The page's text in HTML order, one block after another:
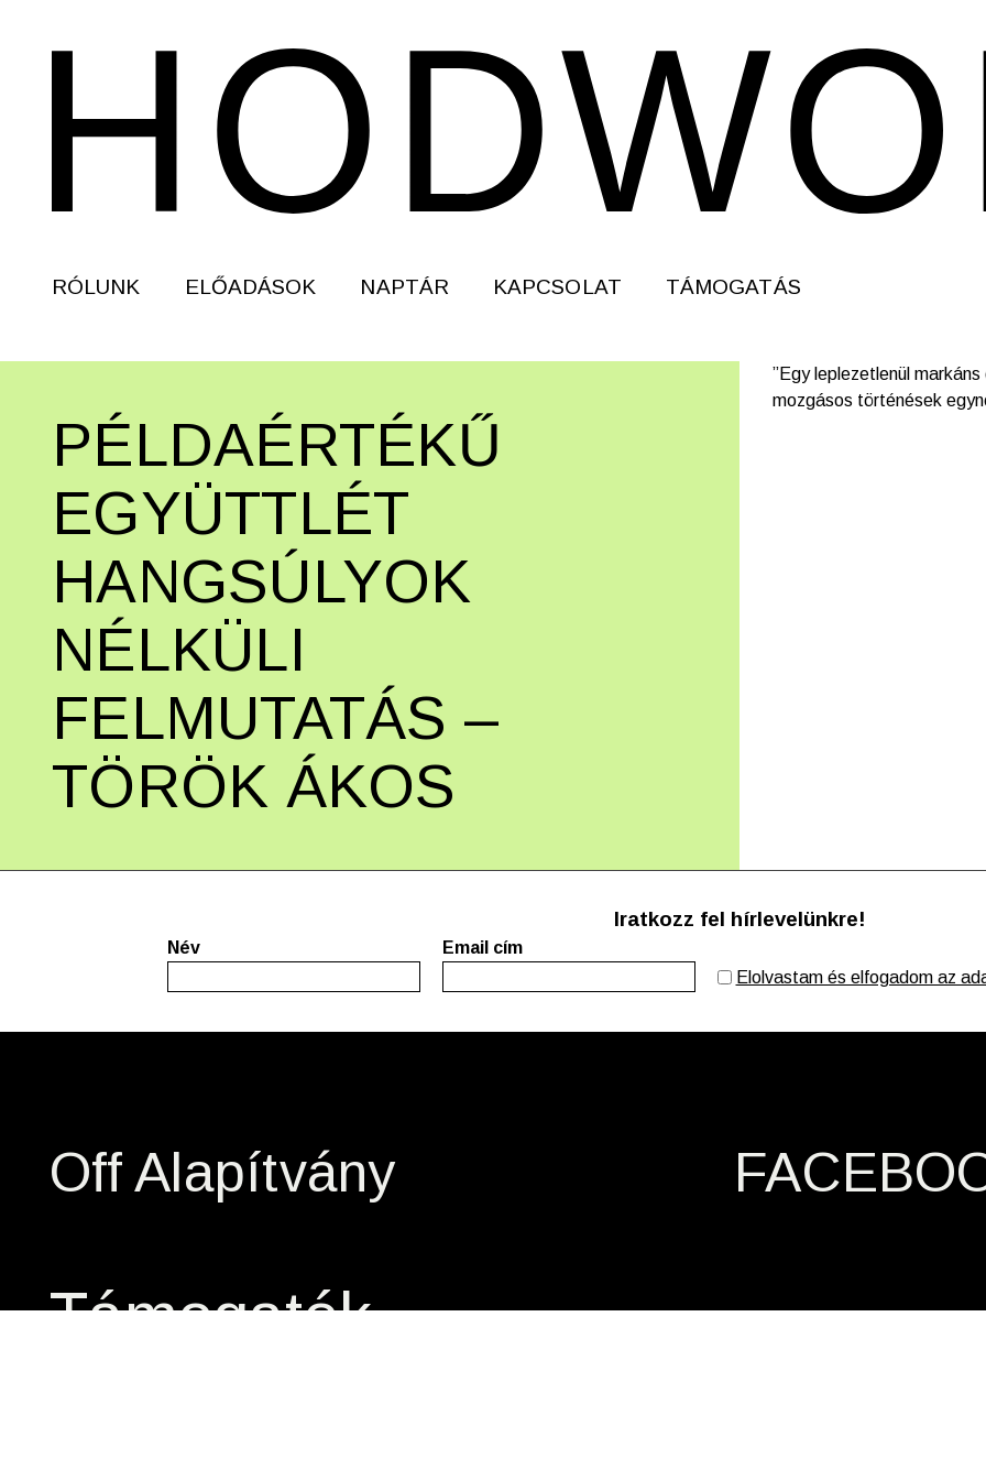
RÓLUNK ELŐADÁSOK NAPTÁR KAPCSOLAT TÁMOGATÁS
PÉLDAÉRTÉKŰ
EGYÜTTLÉT
HANGSÚLYOK
NÉLKÜLI
FELMUTATÁS –
TÖRÖK ÁKOS
”Egy leplezetlenül
mozgásos történések
Iratkozz fel hírlevelünkre!
Név
Email cím
Elolvastam és elfogadom az
Off Alapítvány
Támogatók